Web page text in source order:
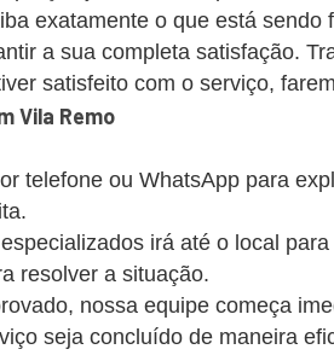
exatamente o que está sendo
a sua completa satisfação.
satisfeito com o serviço,
Vila Remo
telefone ou WhatsApp para
irá até o local
resolver a situação.
nossa equipe começa
seja concluído de maneira